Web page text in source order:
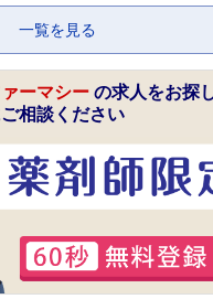
一覧を見る
ーマシー の求人をお探
相談ください